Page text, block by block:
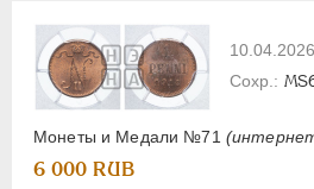
10.04.2026
Монеты и Медали №71
6 000 RUB